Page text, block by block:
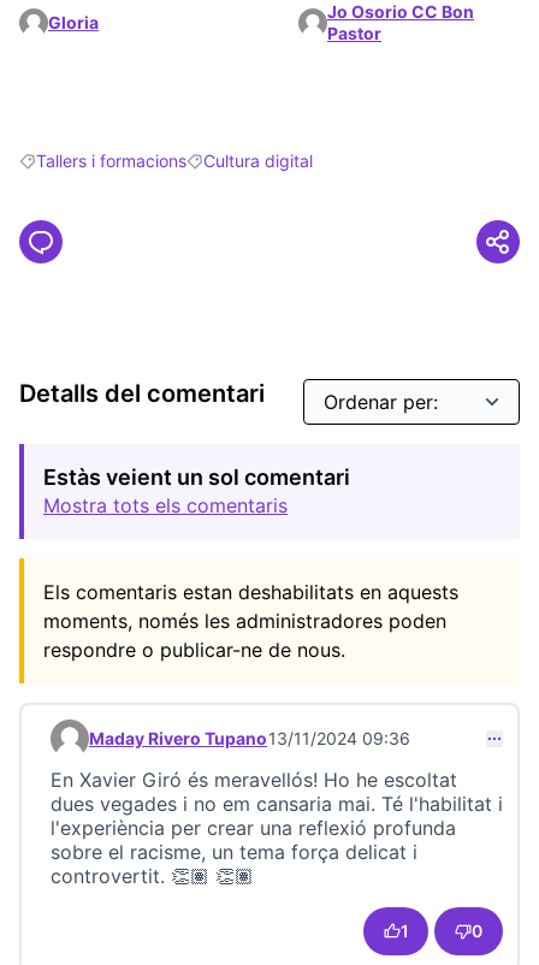
Gloria
Jo Osorio CC Bon
Pastor
Resultats en filtrar per: Tallers i formacions
Tallers i formacionsResultats en filtrar per: Cultura digital
Cultura digital
Detalls del comentari
Estàs veient un sol comentari
Mostra tots els comentaris
Els comentaris estan deshabilitats en aquests
moments, només les administradores poden
respondre o publicar-ne de nous.
Comentari 23450
Maday Rivero Tupano13/11/2024 09:36
En Xavier Giró és meravellós! Ho he escoltat
dues vegades i no em cansaria mai. Té l'habilitat i
l'experiència per crear una reflexió profunda
sobre el racisme, un tema força delicat i
controvertit. 👏🏽 👏🏽
1 0